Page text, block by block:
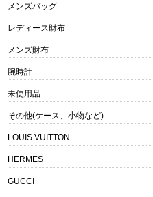
メンズバッグ
レディース財布
メンズ財布
腕時計
未使用品
その他(ケース、小物など)
LOUIS VUITTON
HERMES
GUCCI